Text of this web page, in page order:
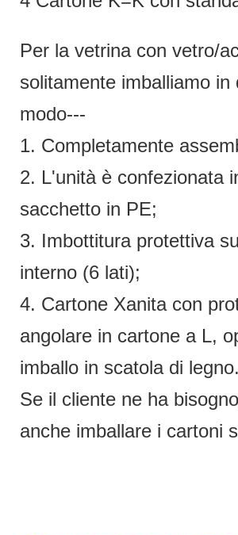
Per la vetrina con vetro/
solitamente imballiamo in
modo---
1. Completamente
2. L'unità è confezionata
sacchetto in PE;
3. Imbottitura protettiva
interno (6 lati);
4. Cartone Xanita con
angolare in cartone a L,
imballo in scatola di legno.
Se il cliente ne ha
anche imballare i cartoni